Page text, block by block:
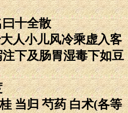
十全散
人小儿风冷乘虚入客
下及肠胃湿毒下如豆
当归 芍药 白术(各等